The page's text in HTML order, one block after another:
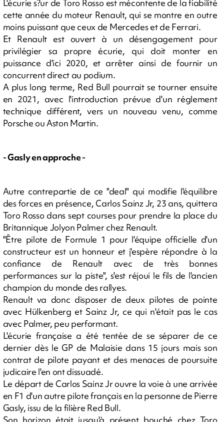
L'écurie s?ur de Toro Rosso est mécontente de la fiabilité
cette année du moteur Renault, qui se montre en outre
moins puissant que ceux de Mercedes et de Ferrari.
Et Renault est ouvert à un désengagement pour
privilégier sa propre écurie, qui doit monter en
puissance d'ici 2020, et arrêter ainsi de fournir un
concurrent direct au podium.
A plus long terme, Red Bull pourrait se tourner ensuite
en 2021, avec l'introduction prévue d'un réglement
technique différent, vers un nouveau venu, comme
Porsche ou Aston Martin.
- Gasly en approche -
Autre contrepartie de ce "deal" qui modifie l'équilibre
des forces en présence, Carlos Sainz Jr, 23 ans, quittera
Toro Rosso dans sept courses pour prendre la place du
Britannique Jolyon Palmer chez Renault.
"Être pilote de Formule 1 pour l'équipe officielle d'un
constructeur est un honneur et j'espère répondre à la
confiance de Renault avec de très bonnes
performances sur la piste", s'est réjoui le fils de l'ancien
champion du monde des rallyes.
Renault va donc disposer de deux pilotes de pointe
avec Hülkenberg et Sainz Jr, ce qui n'était pas le cas
avec Palmer, peu performant.
L'écurie française a été tentée de se séparer de ce
dernier dès le GP de Malaisie dans 15 jours mais son
contrat de pilote payant et des menaces de poursuite
judicaire l'en ont dissuadé.
Le départ de Carlos Sainz Jr ouvre la voie à une arrivée
en F1 d'un autre pilote français en la personne de Pierre
Gasly, issu de la filière Red Bull.